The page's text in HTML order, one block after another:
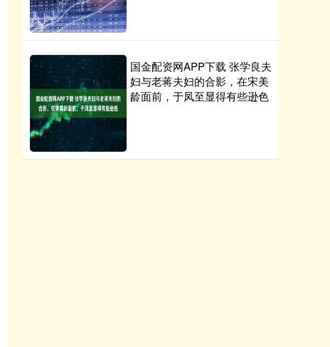
国金配资网APP下载 张学良夫
妇与老蒋夫妇的合影，在宋美
龄面前，于凤至显得有些逊色